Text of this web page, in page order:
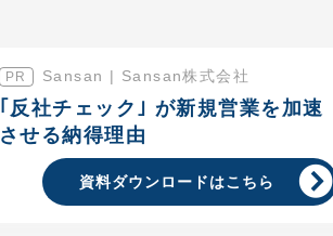
Sansan | Sansan株式会社
｢反社チェック｣ が新規営業を加速
させる納得理由
資料ダウンロードはこちら